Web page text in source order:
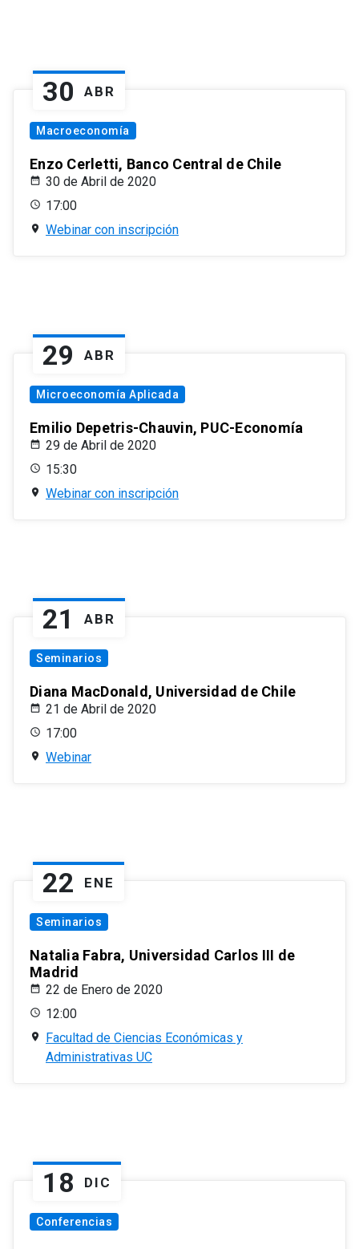
30 ABR
Macroeconomía
Enzo Cerletti, Banco Central de Chile
30 de Abril de 2020
17:00
Webinar con inscripción
29 ABR
Microeconomía Aplicada
Emilio Depetris-Chauvin, PUC-Economía
29 de Abril de 2020
15:30
Webinar con inscripción
21 ABR
Seminarios
Diana MacDonald, Universidad de Chile
21 de Abril de 2020
17:00
Webinar
22 ENE
Seminarios
Natalia Fabra, Universidad Carlos III de
Madrid
22 de Enero de 2020
12:00
Facultad de Ciencias Económicas y
Administrativas UC
18 DIC
Conferencias